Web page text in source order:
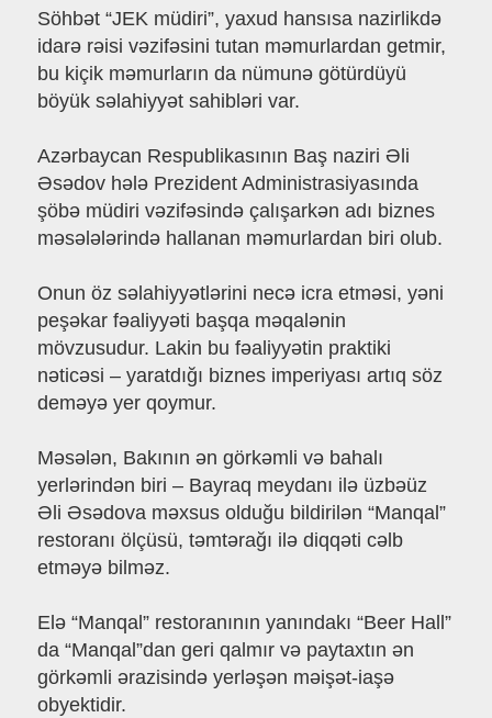
Söhbət “JEK müdiri”, yaxud hansısa nazirlikdə
idarə rəisi vəzifəsini tutan məmurlardan getmir,
bu kiçik məmurların da nümunə götürdüyü
böyük səlahiyyət sahibləri var.
Azərbaycan Respublikasının Baş naziri Əli
Əsədov hələ Prezident Administrasiyasında
şöbə müdiri vəzifəsində çalışarkən adı biznes
məsələlərində hallanan məmurlardan biri olub.
Onun öz səlahiyyətlərini necə icra etməsi, yəni
peşəkar fəaliyyəti başqa məqalənin
mövzusudur. Lakin bu fəaliyyətin praktiki
nəticəsi – yaratdığı biznes imperiyası artıq söz
deməyə yer qoymur.
Məsələn, Bakının ən görkəmli və bahalı
yerlərindən biri – Bayraq meydanı ilə üzbəüz
Əli Əsədova məxsus olduğu bildirilən “Manqal”
restoranı ölçüsü, təmtərağı ilə diqqəti cəlb
etməyə bilməz.
Elə “Manqal” restoranının yanındakı “Beer Hall”
da “Manqal”dan geri qalmır və paytaxtın ən
görkəmli ərazisində yerləşən məişət-iaşə
obyektidir.